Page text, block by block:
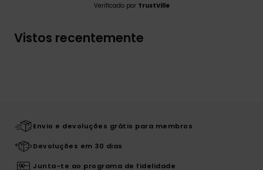
Verificado por TrustVille
Vistos recentemente
Envio e devoluções grátis para membros
Devoluções em 30 dias
Junta-te ao programa de fidelidade